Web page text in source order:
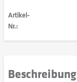
Artikel-
Nr.:
Beschreibung